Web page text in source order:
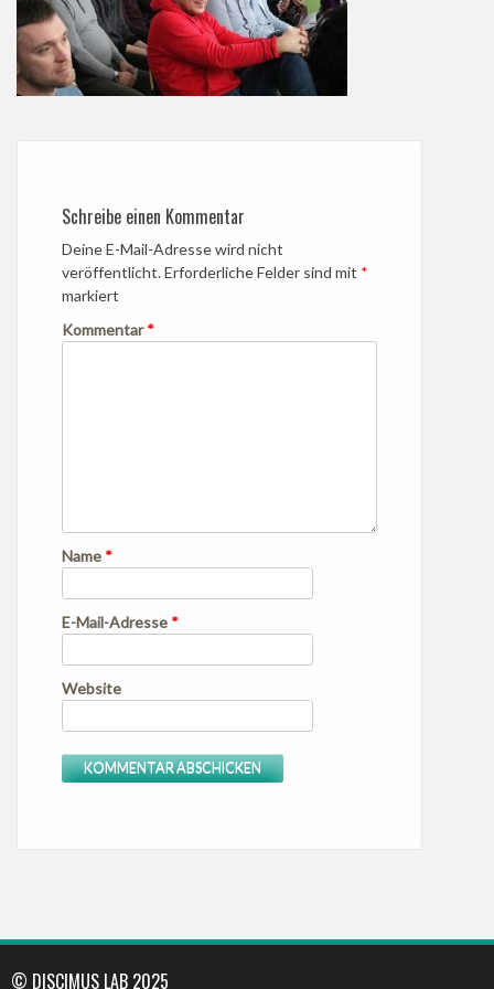
Schreibe einen Kommentar
Deine E-Mail-Adresse wird nicht
veröffentlicht.Erforderliche Felder sind mit *
markiert
Kommentar*
Name *
E-Mail-Adresse *
Website
© DISCIMUS LAB 2025